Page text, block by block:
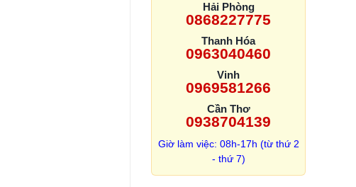
Hải Phòng
0868227775
Thanh Hóa
0963040460
Vinh
0969581266
Cần Thơ
0938704139
Giờ làm việc: 08h-17h (từ thứ 2
- thứ 7)